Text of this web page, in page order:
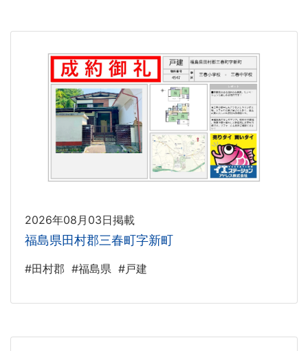
2026年08月03日掲載
福島県田村郡三春町字新町
#田村郡 #福島県 #戸建